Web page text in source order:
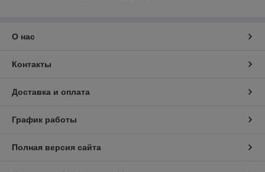
О нас
Контакты
Доставка и оплата
График работы
Полная версия сайта